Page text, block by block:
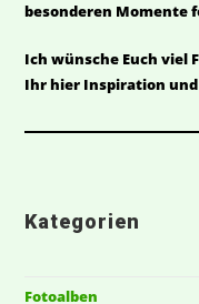
besonderen Momente
Ich wünsche Euch viel
Ihr hier Inspiration
Kategorien
Fotoalben